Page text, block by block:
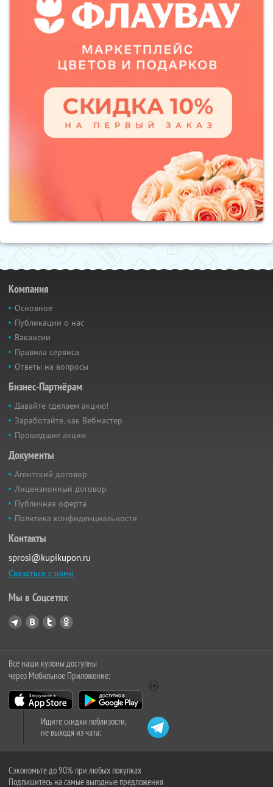
Компания
Основное
Публикации о нас
Вакансии
Правила сервиса
Ответы на вопросы
Бизнес-Партнёрам
Давайте сделаем акцию!
Заработайте, как Вебмастер
Прошедшие акции
Документы
Агентский договор
Лицензионный договор
Публичная оферта
Политика конфиденциальности
Контакты
sprosi@kupikupon.ru
Связаться с нами
Мы в Соцсетях
Все наши купоны доступны
через Мобильное Приложение:
Ищите скидки поблизости,
не выходя из чата:
Сэкономьте до 90% при любых покупках
Подпишитесь на самые выгодные предложения